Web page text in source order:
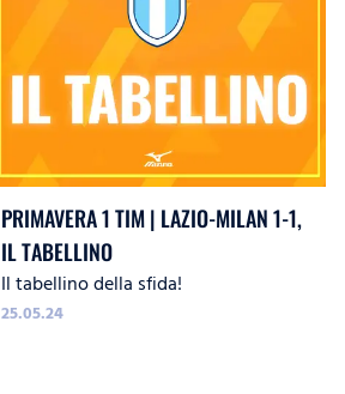
PRIMAVERA 1 TIM | LAZIO-MILAN 1-1,
IL TABELLINO
Il tabellino della sfida!
25.05.24